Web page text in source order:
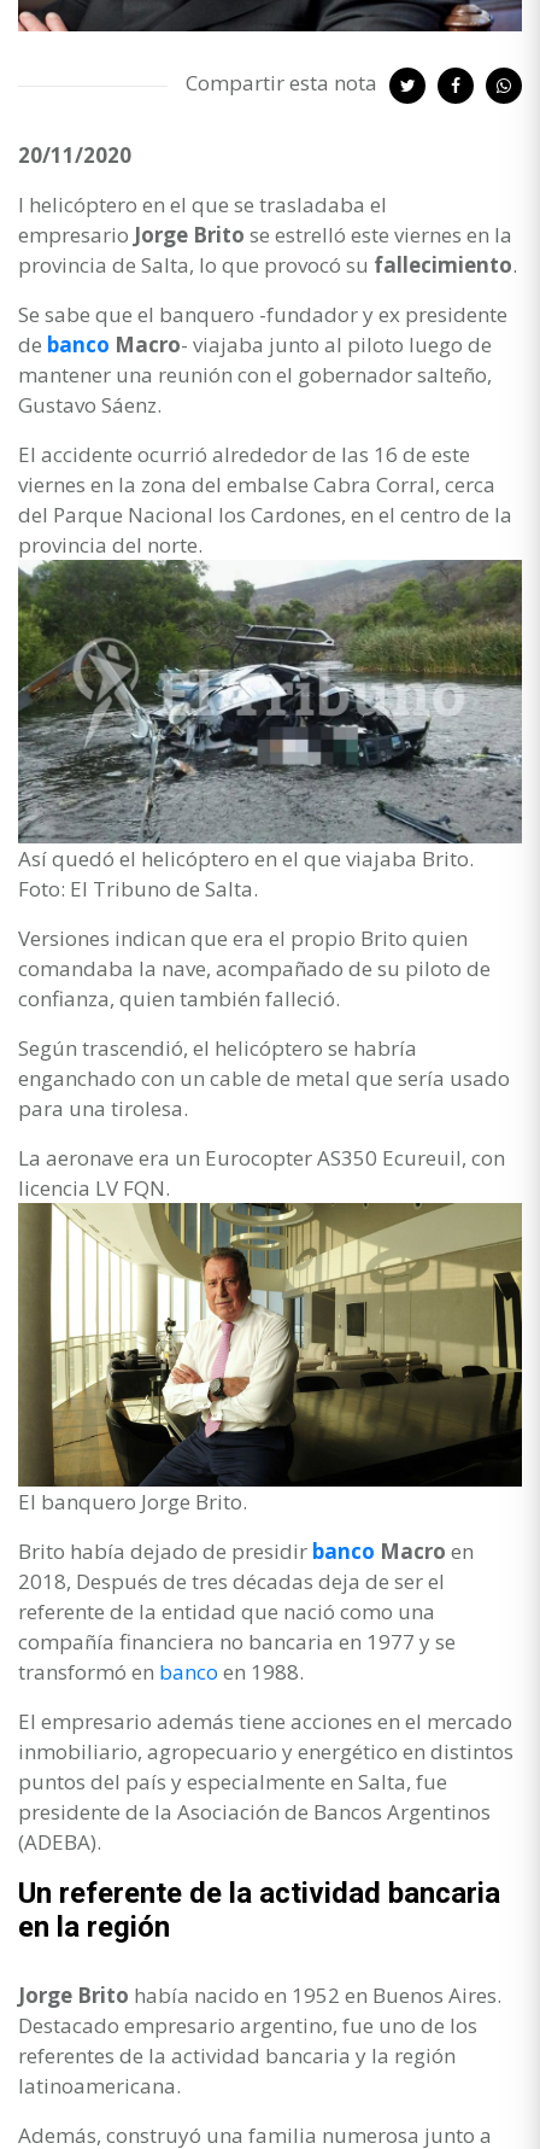
Compartir esta nota
20/11/2020
l helicóptero en el que se trasladaba el
empresario Jorge Brito se estrelló este viernes en la
provincia de Salta, lo que provocó su fallecimiento.
Se sabe que el banquero -fundador y ex presidente
de banco Macro- viajaba junto al piloto luego de
mantener una reunión con el gobernador salteño,
Gustavo Sáenz.
El accidente ocurrió alrededor de las 16 de este
viernes en la zona del embalse Cabra Corral, cerca
del Parque Nacional los Cardones, en el centro de la
provincia del norte.
Así quedó el helicóptero en el que viajaba Brito.
Foto: El Tribuno de Salta.
Versiones indican que era el propio Brito quien
comandaba la nave, acompañado de su piloto de
confianza, quien también falleció.
Según trascendió, el helicóptero se habría
enganchado con un cable de metal que sería usado
para una tirolesa.
La aeronave era un Eurocopter AS350 Ecureuil, con
licencia LV FQN.
El banquero Jorge Brito.
Brito había dejado de presidir banco Macro en
2018, Después de tres décadas deja de ser el
referente de la entidad que nació como una
compañía financiera no bancaria en 1977 y se
transformó en banco en 1988.
El empresario además tiene acciones en el mercado
inmobiliario, agropecuario y energético en distintos
puntos del país y especialmente en Salta, fue
presidente de la Asociación de Bancos Argentinos
(ADEBA).
Un referente de la actividad bancaria
en la región
Jorge Brito había nacido en 1952 en Buenos Aires.
Destacado empresario argentino, fue uno de los
referentes de la actividad bancaria y la región
latinoamericana.
Además, construyó una familia numerosa junto a